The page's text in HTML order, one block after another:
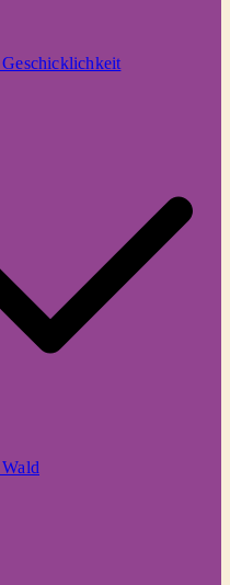
Geschicklichkeit